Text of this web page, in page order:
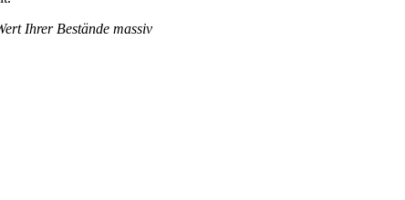
Ihrer Bestände massiv